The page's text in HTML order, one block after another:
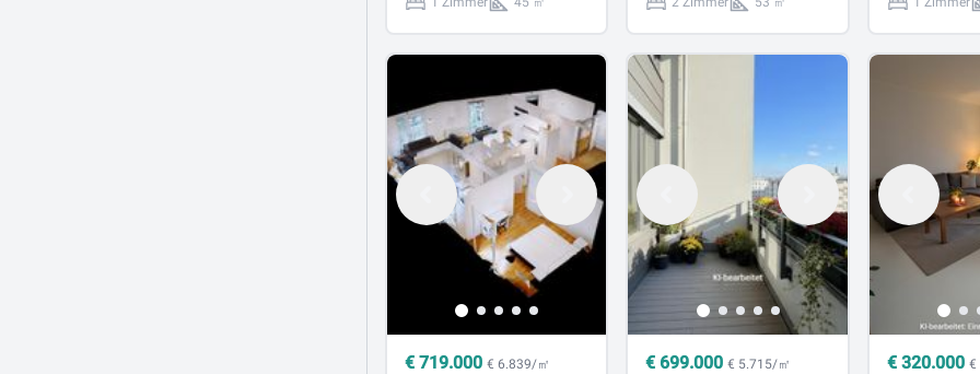
Flair und
€ 719.000 € 6.839/㎡ € 699.000 € 5.715/㎡ € 320.000 €